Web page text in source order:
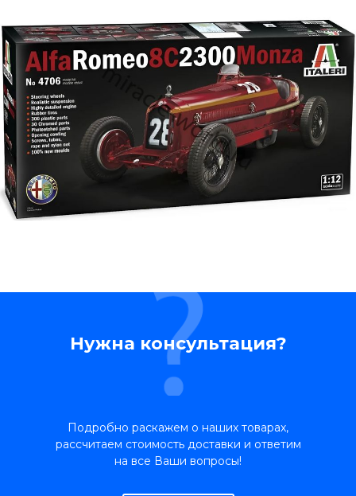
Нужна консультация?
Подробно раскажем о наших товарах,
рассчитаем стоимость доставки и ответим
на все Ваши вопросы!